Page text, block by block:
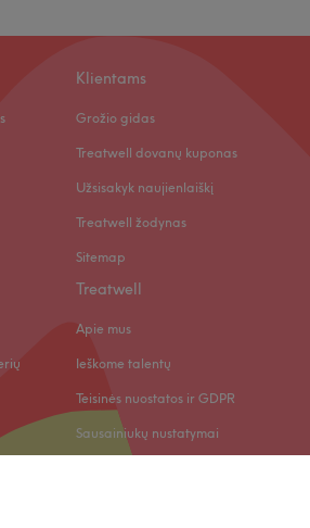
Klientams
Grožio gidas
Treatwell dovanų kuponas
Užsisakyk naujienlaiškį
Treatwell žodynas
Sitemap
Treatwell
Apie mus
Ieškome talentų
Teisinės nuostatos ir GDPR
Sausainiukų nustatymai